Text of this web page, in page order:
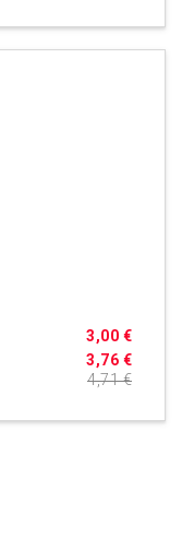
3,76 €
3,00 €
4,71 €